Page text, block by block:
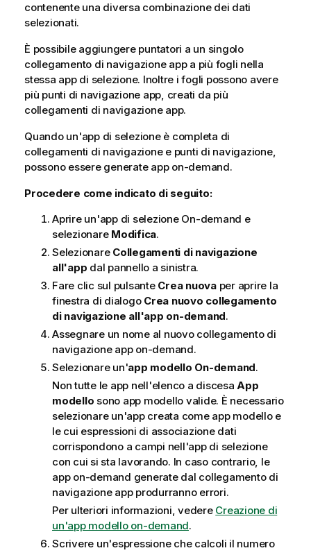
contenente una diversa combinazione dei dati
selezionati.
È possibile aggiungere puntatori a un singolo
collegamento di navigazione app a più fogli nella
stessa app di selezione. Inoltre i fogli possono avere
più punti di navigazione app, creati da più
collegamenti di navigazione app.
Quando un'app di selezione è completa di
collegamenti di navigazione e punti di navigazione,
possono essere generate app on-demand.
Procedere come indicato di seguito:
Aprire un'app di selezione On-demand e
selezionare Modifica.
Selezionare Collegamenti di navigazione
all'app dal pannello a sinistra.
Fare clic sul pulsante Crea nuovaper aprire la
finestra di dialogo Crea nuovo collegamento
di navigazione all'app on-demand.
Assegnare un nome al nuovo collegamento di
navigazione app on-demand.
Selezionare un'app modello On-demand.
Non tutte le app nell'elenco a discesaApp
modello sono app modello valide. È necessario
selezionare un'app creata come app modello e
le cui espressioni di associazione dati
corrispondono a campi nell'app di selezione
con cui si sta lavorando. In caso contrario, le
app on-demand generate dal collegamento di
navigazione app produrranno errori.
Per ulteriori informazioni, vedere Creazione di
un'app modello on-demand.
Scrivere un'espressione che calcoli il numero